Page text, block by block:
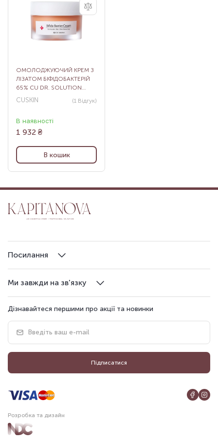
ОМОЛОДЖУЮЧИЙ КРЕМ З
ЛІЗАТОМ БІФІДОБАКТЕРІЙ
65% CU DR. SOLUTION
BIFIDA BARRIER CREAM, 50
CUSKIN (1 Відгук)
В наявності
1 932 ₴
В кошик
Ми завжди на зв'язку
Посилання
Дізнавайтеся першими про акції та новинки
Підписатися
Розробка та дизайн